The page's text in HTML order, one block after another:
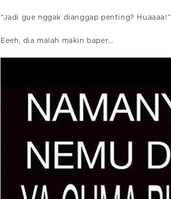
“Jadi gue nggak dianggap penting? Huaaaa!”
Eeeh, dia malah makin baper…